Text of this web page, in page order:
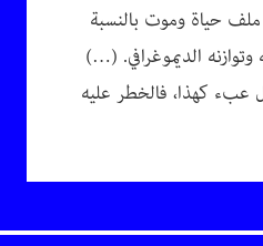
حياة وموت بالنسبة
الديموغرافي. (…)
عبء كهذا، فالخطر عليه